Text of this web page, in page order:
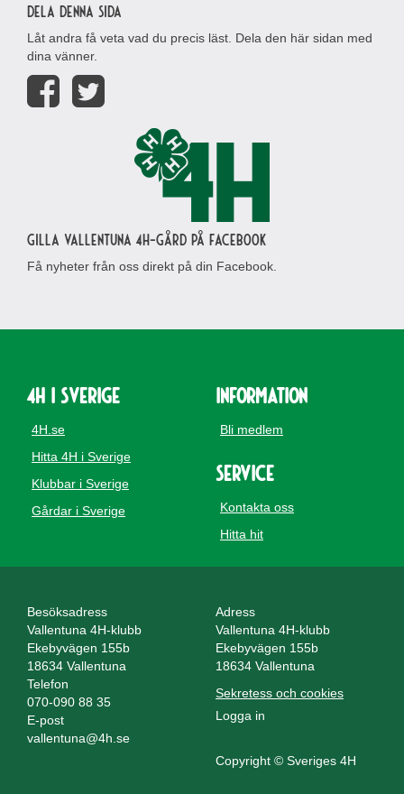
Dela denna sida
Låt andra få veta vad du precis läst. Dela den här sidan med
dina vänner.
Gilla Vallentuna 4H-gård på Facebook
Få nyheter från oss direkt på din Facebook.
4H i Sverige
4H.se
Hitta 4H i Sverige
Klubbar i Sverige
Gårdar i Sverige
Information
Bli medlem
Service
Kontakta oss
Hitta hit
Besöksadress
Vallentuna 4H-klubb
Ekebyvägen 155b
18634 Vallentuna
Adress
Vallentuna 4H-klubb
Ekebyvägen 155b
18634 Vallentuna
Telefon
070-090 88 35
E-post
vallentuna@4h.se
Sekretess och cookies
Logga in
Copyright © Sveriges 4H